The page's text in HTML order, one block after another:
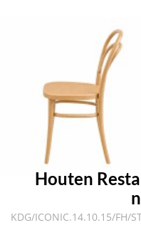
Houten
KDG/ICONIC.14.10.15/FH/